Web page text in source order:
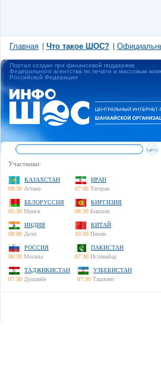
Главная Что такое ШОС?
Портал создан при финансовой поддержке
Федерального агентства по печати и массовым
Российской Федерации
Участники:
КАЗАХСТАН
08:30 Астана
ИРАН
07:00 Тегеран
БЕЛОРУССИЯ
05:30 Минск
КИРГИЗИЯ
08:30 Бишкек
ИНДИЯ
08:00 Дели
КИТАЙ
10:30 Пекин
РОССИЯ
06:30 Москва
ПАКИСТАН
07:30 Исламабад
ТАДЖИКИСТАН
07:30 Душанбе
УЗБЕКИСТАН
07:30 Ташкент